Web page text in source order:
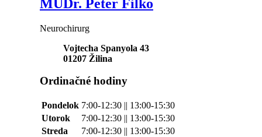
MUDr. Peter Filko
Neurochirurg
Vojtecha Spanyola 43
01207 Žilina
Ordinačné hodiny
Pondelok 7:00-12:30 || 13:00-15:30
Utorok
7:00-12:30 || 13:00-15:30
Streda
7:00-12:30 || 13:00-15:30